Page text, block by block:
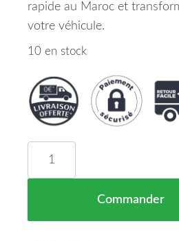
rapide au Maroc et
votre véhicule.
10 en stock
Commander